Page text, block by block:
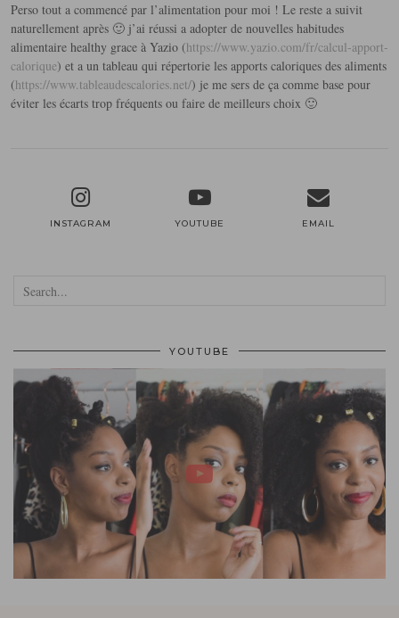
Perso tout a commencé par l’alimentation pour moi ! Le reste a suivit
naturellement après 🙂 j’ai réussi a adopter de nouvelles habitudes
alimentaire healthy grace à Yazio (https://www.yazio.com/fr/calcul-apport-
calorique) et a un tableau qui répertorie les apports caloriques des aliments
(https://www.tableaudescalories.net/) je me sers de ça comme base pour
éviter les écarts trop fréquents ou faire de meilleurs choix 🙂
INSTAGRAM YOUTUBE EMAIL
YOUTUBE